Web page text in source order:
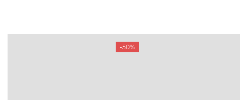
-50%